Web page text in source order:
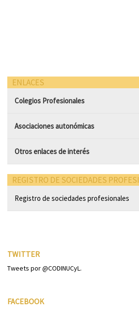
ENLACES
Colegios Profesionales
Asociaciones autonómicas
Otros enlaces de interés
REGISTRO DE SOCIEDADES
Registro de sociedades profesionales
TWITTER
Tweets por @CODINUCyL.
FACEBOOK